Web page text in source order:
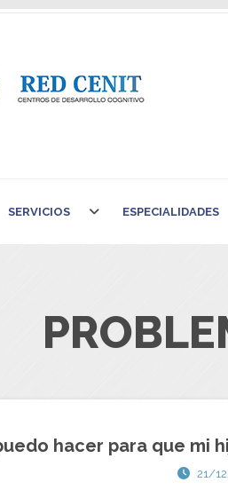
SERVICIOS ESPECIALIDADES
hacer para que mi
21/